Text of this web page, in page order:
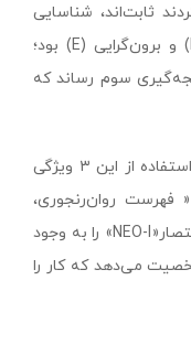
ثابت‌اند، شناسایی
کرده بودند. ۲ مورد اول، روان‌رنجوری (N) و برون‌گرایی (E) بود؛
سوم رساند که
آنها توانستند طیف وسیعی از افراد را با استفاده از این ۳ ویژگی
روان‌رنجوری،
برون‌گرایی و پذیرای تغییر بودن» یا به اختصار«NEO-I» را به وجود
می‌دهد که کار را